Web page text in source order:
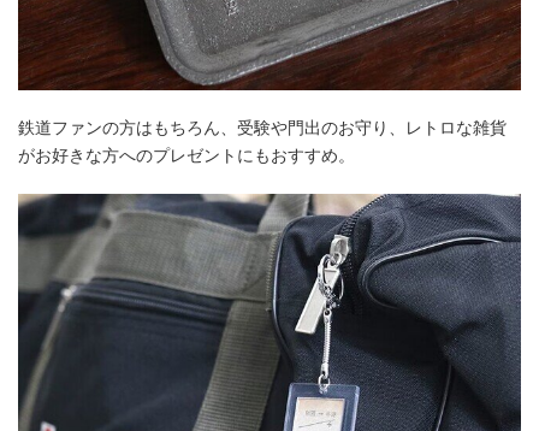
鉄道ファンの方はもちろん、受験や門出のお守り、レトロな雑貨
がお好きな方へのプレゼントにもおすすめ。